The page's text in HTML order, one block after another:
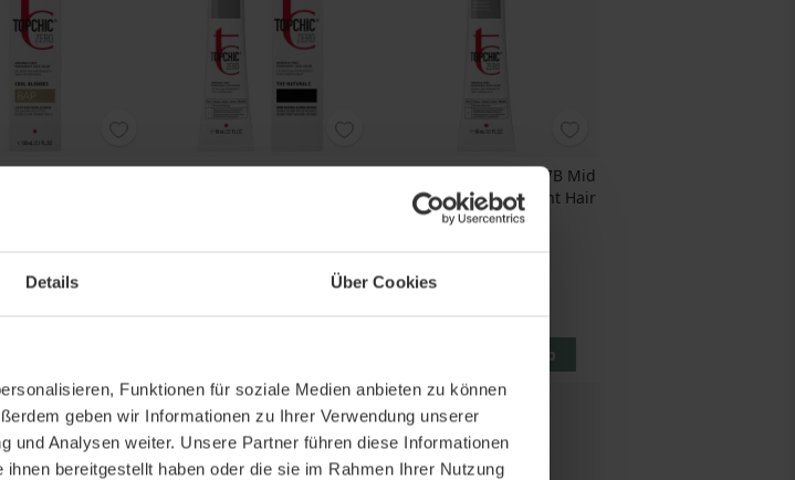
Details Über Cookies
Funktionen für soziale Medien anbieten zu können
geben wir Informationen zu Ihrer Verwendung unserer
und Analysen weiter. Unsere Partner führen diese Informationen
bereitgestellt haben oder die sie im Rahmen Ihrer Nutzung
Goldwell Topchic Zero 7B Mid
Beige Blonde Permanent Hair
Color
60 ML
In den Warenkorb